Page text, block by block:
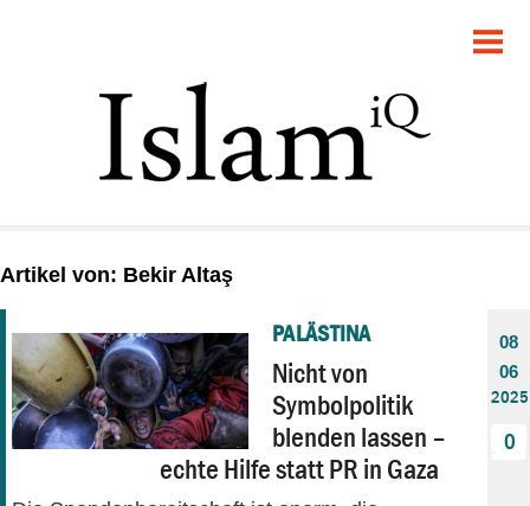
GESELLSCHAFT
STARTSEITE
DEBATTE
PANORAMA
Artikel von: Bekir Altaş
PALÄSTINA
Nicht von
Symbolpolitik
blenden lassen –
echte Hilfe statt PR in Gaza
08
06
2025
0